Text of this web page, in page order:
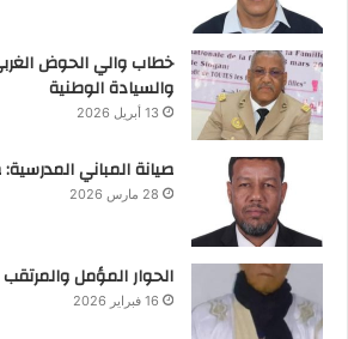
خطاب والي الحوض
والسيادة الوطنية
13 أبريل 2026
صيانة المباني
28 مارس 2026
الحوار المؤمل والمرتقب
16 فبراير 2026